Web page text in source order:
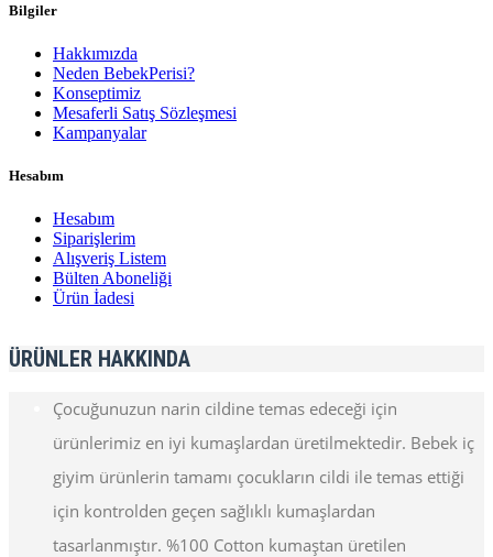
Bilgiler
Hakkımızda
Neden BebekPerisi?
Konseptimiz
Mesaferli Satış Sözleşmesi
Kampanyalar
Hesabım
Hesabım
Siparişlerim
Alışveriş Listem
Bülten Aboneliği
Ürün İadesi
ÜRÜNLER HAKKINDA
Çocuğunuzun narin cildine temas edeceği için
ürünlerimiz en iyi kumaşlardan üretilmektedir. Bebek iç
giyim ürünlerin tamamı çocukların cildi ile temas ettiği
için kontrolden geçen sağlıklı kumaşlardan
tasarlanmıştır. %100 Cotton kumaştan üretilen